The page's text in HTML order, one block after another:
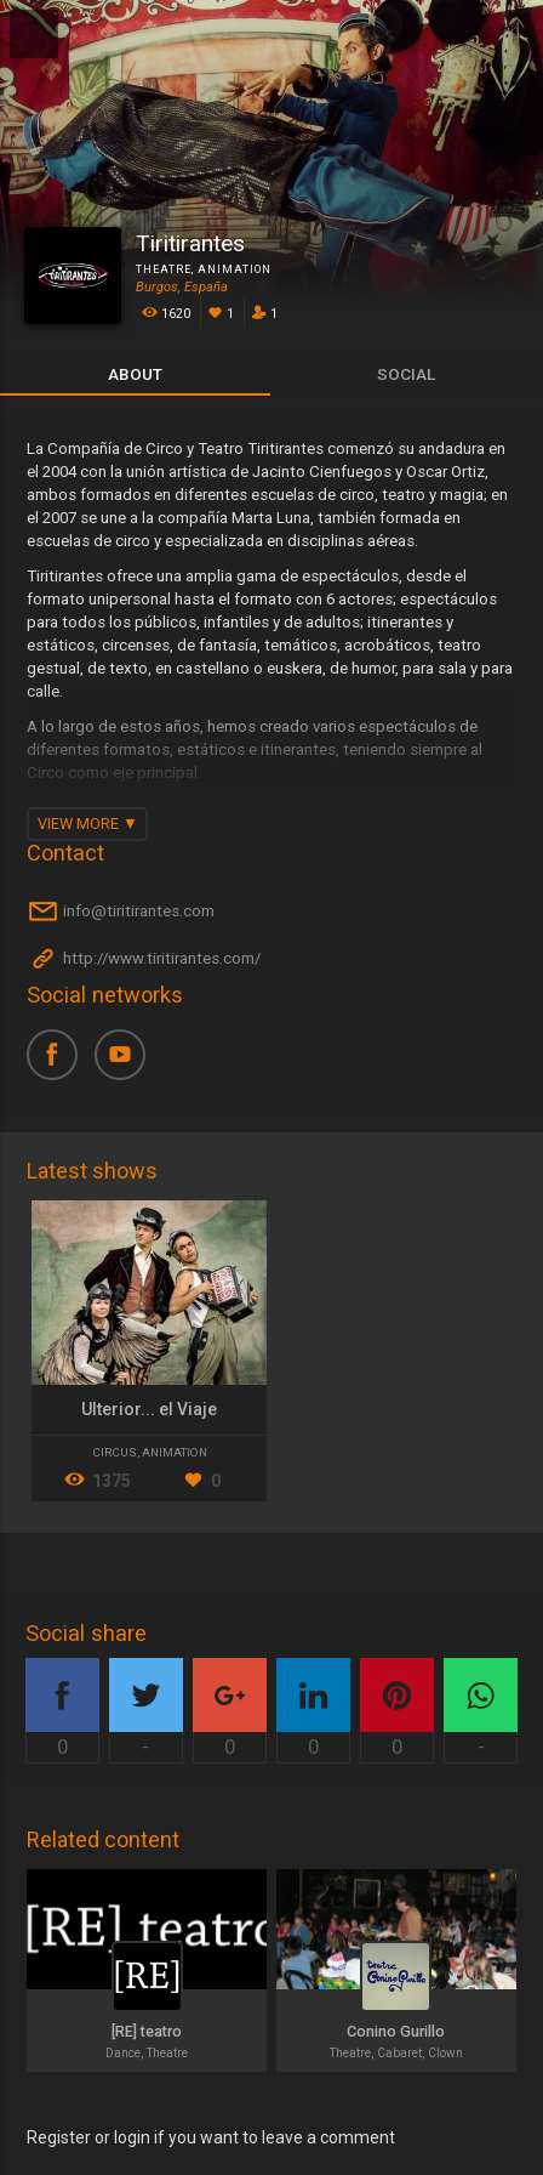
Tiritirantes
THEATRE, ANIMATION
Burgos, España
1620
1 1
ABOUT SOCIAL
La Compañía de Circo y Teatro Tiritirantes comenzó su andadura en
el 2004 con la unión artística de Jacinto Cienfuegos y Oscar Ortiz,
ambos formados en diferentes escuelas de circo, teatro y magia; en
el 2007 se une a la compañía Marta Luna, también formada en
escuelas de circo y especializada en disciplinas aéreas.
Tiritirantes ofrece una amplia gama de espectáculos, desde el
formato unipersonal hasta el formato con 6 actores; espectáculos
para todos los públicos, infantiles y de adultos; itinerantes y
estáticos, circenses, de fantasía, temáticos, acrobáticos, teatro
gestual, de texto, en castellano o euskera, de humor, para sala y para
calle.
A lo largo de estos años, hemos creado varios espectáculos de
diferentes formatos, estáticos e itinerantes, teniendo siempre al
Circo como eje principal.
diferentes y arriesgadas técnicas circenses, con el teatro gestual, el
clown y la magia, y llevamos en nuestros espectáculos itinerantes
del Circo y la participación del público. Nuestro último proyecto ha
sido llevar el circo a los teatros creando nuestro primer espectáculo
de sala.
VIEW MORE
Contact
info@tiritirantes.com
http://www.tiritirantes.com/
Social networks
Latest shows
Ulterior... el Viaje
CIRCUS,ANIMATION
1375 0
Social share
0 - 0 0 0 -
Related content
[RE] teatro
Dance, Theatre
Conino Gurillo
Theatre, Cabaret, Clown
Register or login if you want to leave a comment